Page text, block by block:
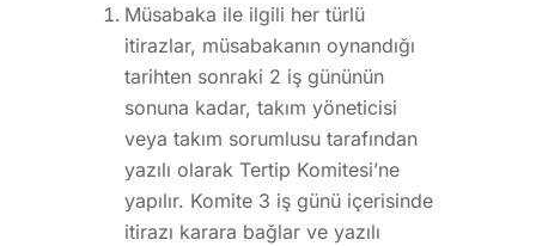
Müsabaka ile ilgili her türlü
itirazlar, müsabakanın oynandığı
tarihten sonraki 2 iş gününün
sonuna kadar, takım yöneticisi
veya takım sorumlusu tarafından
yazılı olarak Tertip Komitesi’ne
yapılır. Komite 3 iş günü içerisinde
itirazı karara bağlar ve yazılı